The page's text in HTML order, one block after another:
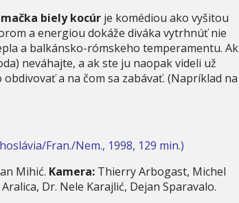
biely kocúr je komédiou ako vyšitou
a energiou dokáže diváka vytrhnúť nie
a balkánsko-rómskeho temperamentu. Ak
neváhajte, a ak ste ju naopak videli už
a na čom sa zabávať. (Napríklad na
Fran./Nem., 1998, 129 min.)
Mihić. Kamera: Thierry Arbogast, Michel
Dr. Nele Karajlić, Dejan Sparavalo.